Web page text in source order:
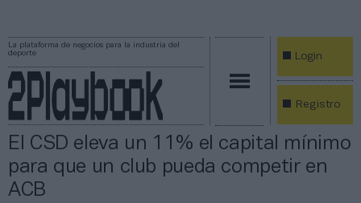
La plataforma de negocios para la industria del
deporte
Login
Registro
El CSD eleva un 11% el capital mínimo
para que un club pueda competir en
ACB